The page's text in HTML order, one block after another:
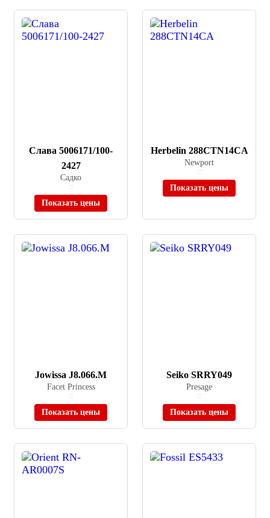
Слава 5006171/100-
2427
Садко
Показать цены
Herbelin 288CTN14CA
Newport
Показать цены
Jowissa J8.066.M
Facet Princess
Показать цены
Seiko SRRY049
Presage
Показать цены